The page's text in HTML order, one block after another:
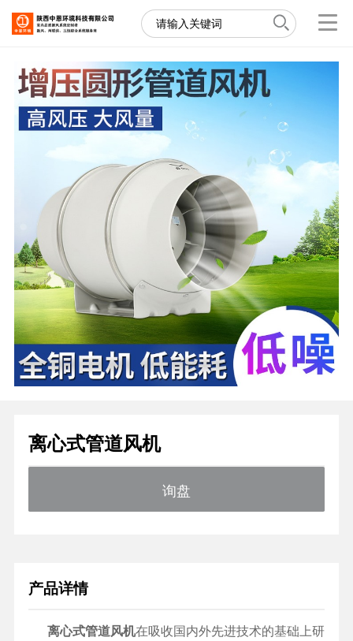
离心式管道风机
询盘
产品详情
离心式管道风机在吸收国内外先进技术的基础上研